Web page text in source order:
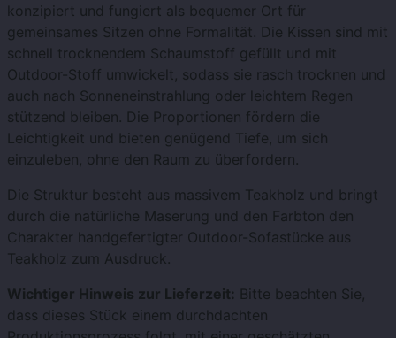
konzipiert und fungiert als bequemer Ort für
gemeinsames Sitzen ohne Formalität. Die Kissen sind mit
schnell trocknendem Schaumstoff gefüllt und mit
Outdoor-Stoff umwickelt, sodass sie rasch trocknen und
auch nach Sonneneinstrahlung oder leichtem Regen
stützend bleiben. Die Proportionen fördern die
Leichtigkeit und bieten genügend Tiefe, um sich
einzuleben, ohne den Raum zu überfordern.
Die Struktur besteht aus massivem Teakholz und bringt
durch die natürliche Maserung und den Farbton den
Charakter handgefertigter Outdoor-Sofastücke aus
Teakholz zum Ausdruck.
Wichtiger Hinweis zur Lieferzeit: Bitte beachten Sie,
dass dieses Stück einem durchdachten